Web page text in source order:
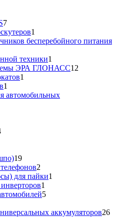
77
товаров1
товар
бесперебойного питания
техники1
товар
ЭРА ГЛОНАСС12
1
1
товар
автомобильных
4
1919
товаров
2
товара
для пайки1
1
товар
55
аккумуляторов2626